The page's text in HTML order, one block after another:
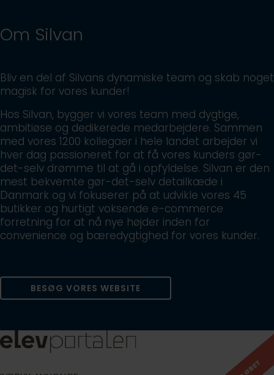
Om Silvan
Bliv en del af Silvans dynamiske team og skab noget
magisk for vores kunder!
Hos Silvan, bygger vi vores team med dygtige,
ambitiøse og dedikerede medarbejdere. Sammen
med vores 1200 kollegaer i hele landet arbejder vi
hver dag passioneret for at få vores kunders gør-
det-selv drømme til at gå i opfyldelse. Silvan er den
mest bekvemte gør-det-selv detailkæde i
Danmark og vi fokuserer på at udvikle vores 45
butikker og hurtigt voksende e-commerce
forretning for at nå nye højder inden for
convenience og bæredygtighed for vores kunder.
BESØG VORES WEBSITE